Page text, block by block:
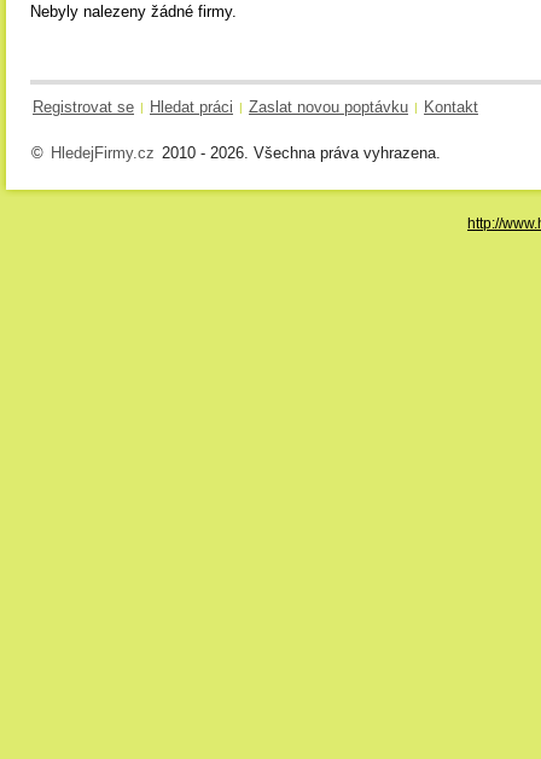
Nebyly nalezeny žádné firmy.
Registrovat se | Hledat práci | Zaslat novou poptávku | Kontakt
© HledejFirmy.cz 2010 - 2026. Všechna práva vyhrazena.
http://